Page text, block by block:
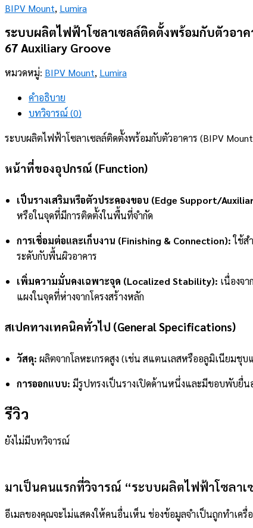
BIPV Mount, Lumira
ระบบผลิตไฟฟ้าโซลาเซลล์ติดตั้งพร้อมกับตัวอาค
67 Auxiliary Groove
หมวดหมู่: BIPV Mount, Lumira
คำอธิบาย
บทวิจารณ์ (0)
ระบบผลิตไฟฟ้าโซลาเซลล์ติดตั้งพร้อมกับตัวอาคาร (BIPV
หน้าที่ของอุปกรณ์ (Function)
เป็นรางเสริมหรือตัวประคองขอบ (Edge Support/
หรือในจุดที่มีการติดตั้งในพื้นที่จำกัด
การเชื่อมต่อและเก็บงาน (Finishing & Connection):ใช้ส
ระดับกับพื้นผิวอาคาร
เพิ่มความมั่นคงเฉพาะจุด (Localized Stability): เนื่องจ
แผงในจุดที่ห่างจากโครงสร้างหลัก
สเปคทางเทคนิคทั่วไป (General Specifications)
วัสดุ: ผลิตจากโลหะเกรดสูง (เช่น สแตนเลสหรืออลูมิเนียม
การออกแบบ: มีรูปทรงเป็นรางเปิดด้านหนึ่งและมีขอบพับยื่น
รีวิว
ยังไม่มีบทวิจารณ์
มาเป็นคนแรกที่วิจารณ์ “ระบบผลิตไฟฟ้าโซลาเ
อีเมลของคุณจะไม่แสดงให้คนอื่นเห็น ช่องข้อมูลจำเป็นถูกทำเครื่